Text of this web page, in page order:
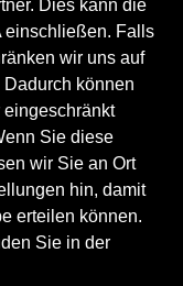
Dies kann die
einschließen. Falls
wir uns auf
können
eingeschränkt
Sie diese
wir Sie an Ort
hin, damit
erteilen können.
Sie in der
Trends der